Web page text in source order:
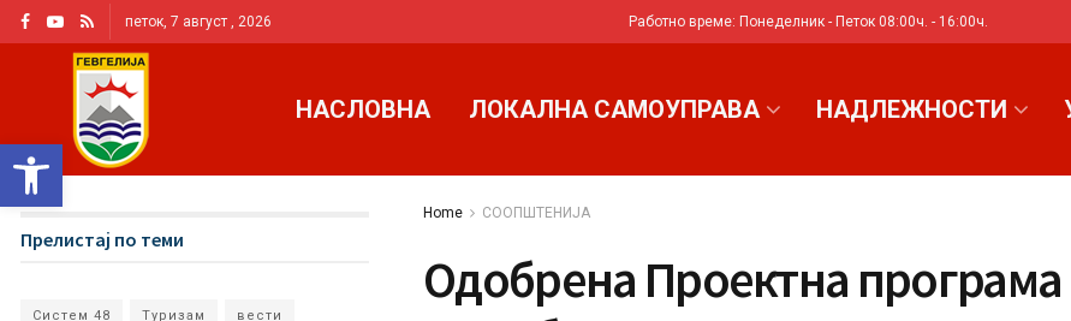
Open toolbar
петок, 7 август , 2026 Работно време: Понеделник - Петок 08:00ч. - 16:00ч.
НАСЛОВНА ЛОКАЛНА САМОУПРАВА НАДЛЕЖНОСТИ
Home СООПШТЕНИЈА
Одобрена Проектна програма
Прелистај по теми
Систем 48 Туризам вести